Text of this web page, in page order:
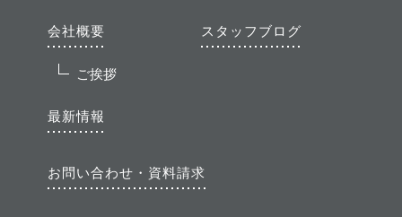
会社概要
ご挨拶
スタッフブログ
最新情報
お問い合わせ・資料請求